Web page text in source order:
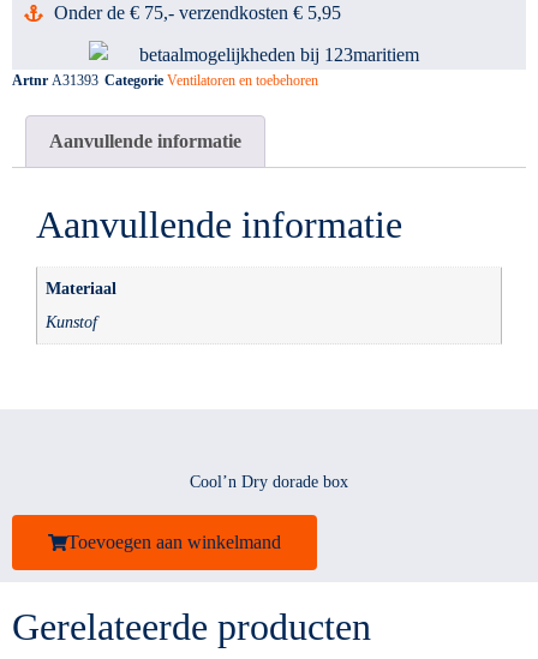
Onder de € 75,- verzendkosten € 5,95
Artnr A31393 Categorie Ventilatoren en toebehoren
Aanvullende informatie
Aanvullende informatie
Materiaal
Kunstof
Cool’n Dry dorade box
Toevoegen aan winkelmand
Gerelateerde producten